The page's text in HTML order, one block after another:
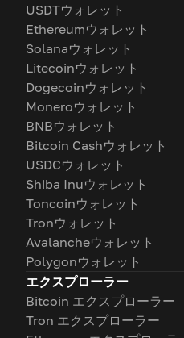
USDTウォレット
Ethereumウォレット
Solanaウォレット
Litecoinウォレット
Dogecoinウォレット
Moneroウォレット
BNBウォレット
Bitcoin Cashウォレット
USDCウォレット
Shiba Inuウォレット
Toncoinウォレット
Tronウォレット
Avalancheウォレット
Polygonウォレット
エクスプローラー
Bitcoin エクスプローラー
Tron エクスプローラー